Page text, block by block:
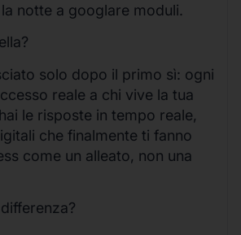
notte a googlare moduli.
solo dopo il primo sì: ogni
reale a chi vive la tua
le risposte in tempo reale,
che finalmente ti fanno
come un alleato, non una